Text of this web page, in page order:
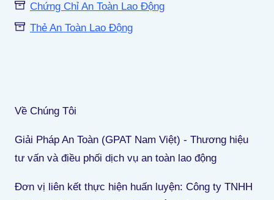
Chứng Chỉ An Toàn Lao Động
Thẻ An Toàn Lao Động
Về Chúng Tôi
Giải Pháp An Toàn (GPAT Nam Việt) - Thương hiệu
tư vấn và điều phối dịch vụ an toàn lao động
Đơn vị liên kết thực hiện huấn luyện: Công ty TNHH